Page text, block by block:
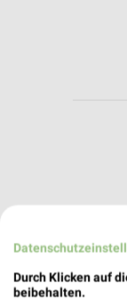
Durch Klicken auf
beibehalten.